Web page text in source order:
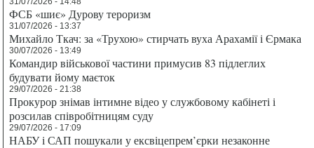
ФСБ «шиє» Дурову тероризм
31/07/2026 - 13:37
Михайло Ткач: за «Трухою» стирчать вуха Арахамії і Єрмака
30/07/2026 - 13:49
Командир військової частини примусив 83 підлеглих
будувати йому маєток
29/07/2026 - 21:38
Прокурор знімав інтимне відео у службовому кабінеті і
розсилав співробітницям суду
29/07/2026 - 17:09
НАБУ і САП пошукали у ексвіцепрем’єрки незаконне